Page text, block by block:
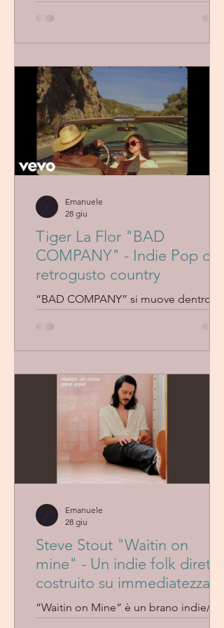
equilibrio tra sonorità vintage e
Tiger La Flor "BAD
COMPANY" - Indie Pop dal
retrogusto country
“BAD COMPANY” si muove dentro
all’equilibrio tra atmosfera e controllo.
arrangiamenti costruiscono un flusso
continuo e levigato, più orientato alla
coerenza complessiva che a contrasti
netti. Il risultato è un brano curato e
immersivo, che privilegia mood e
immaginario sonoro.
Emanuele
28 giu
Steve Stout "Waitin on
mine" - Un indie folk diretto,
costruito su immediatezza e
calore
“Waitin on Mine” è un brano indie/folk
Emanuele
28 giu